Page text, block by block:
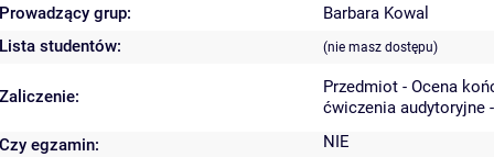
Prowadzący grup:
Barbara Kowal
Lista studentów:
(nie masz dostępu)
Zaliczenie:
Przedmiot - Ocena
ćwiczenia audytoryjne
Czy egzamin:
NIE